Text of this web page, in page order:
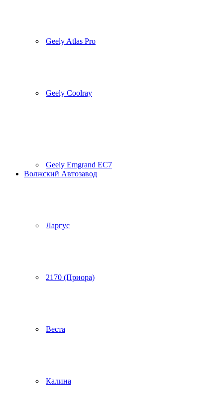
Geely Atlas Pro
Geely Coolray
Geely Emgrand EC7
Волжский Автозавод
Ларгус
2170 (Приора)
Веста
Калина